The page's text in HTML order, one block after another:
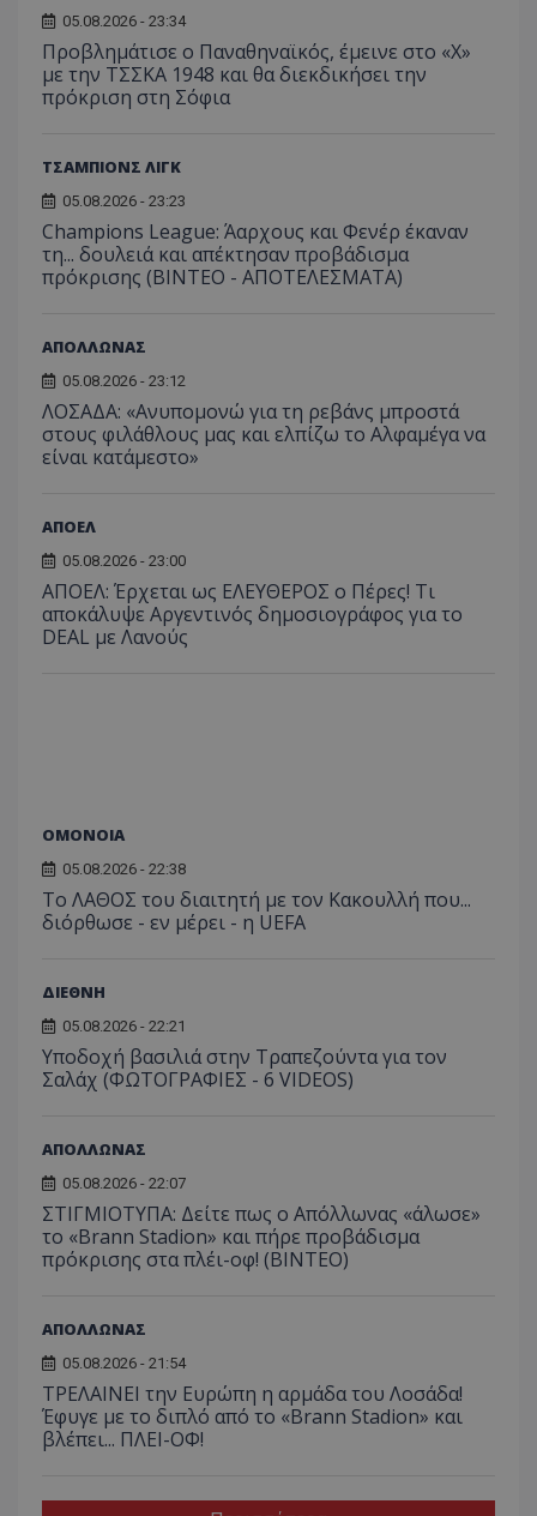
05.08.2026 - 23:34
Προβλημάτισε ο Παναθηναϊκός, έμεινε στο «Χ»
με την ΤΣΣΚΑ 1948 και θα διεκδικήσει την
πρόκριση στη Σόφια
ΤΣΑΜΠΙΟΝΣ ΛΙΓΚ
05.08.2026 - 23:23
Champions League: Άαρχους και Φενέρ έκαναν
τη... δουλειά και απέκτησαν προβάδισμα
πρόκρισης (ΒΙΝΤΕΟ - ΑΠΟΤΕΛΕΣΜΑΤΑ)
ΑΠΟΛΛΩΝΑΣ
05.08.2026 - 23:12
ΛΟΣΑΔΑ: «Ανυπομονώ για τη ρεβάνς μπροστά
στους φιλάθλους μας και ελπίζω το Αλφαμέγα να
είναι κατάμεστο»
ΑΠΟΕΛ
05.08.2026 - 23:00
ΑΠΟΕΛ: Έρχεται ως ΕΛΕΥΘΕΡΟΣ ο Πέρες! Τι
αποκάλυψε Αργεντινός δημοσιογράφος για το
DEAL με Λανούς
ΟΜΟΝΟΙΑ
05.08.2026 - 22:38
Το ΛΑΘΟΣ του διαιτητή με τον Κακουλλή που...
διόρθωσε - εν μέρει - η UEFA
ΔΙΕΘΝΗ
05.08.2026 - 22:21
Υποδοχή βασιλιά στην Τραπεζούντα για τον
Σαλάχ (ΦΩΤΟΓΡΑΦΙΕΣ - 6 VIDEOS)
ΑΠΟΛΛΩΝΑΣ
05.08.2026 - 22:07
ΣΤΙΓΜΙΟΤΥΠΑ: Δείτε πως ο Απόλλωνας «άλωσε»
το «Brann Stadion» και πήρε προβάδισμα
πρόκρισης στα πλέι-οφ! (ΒΙΝΤΕΟ)
ΑΠΟΛΛΩΝΑΣ
05.08.2026 - 21:54
ΤΡΕΛΑΙΝΕΙ την Ευρώπη η αρμάδα του Λοσάδα!
Έφυγε με το διπλό από το «Brann Stadion» και
βλέπει... ΠΛΕΙ-ΟΦ!